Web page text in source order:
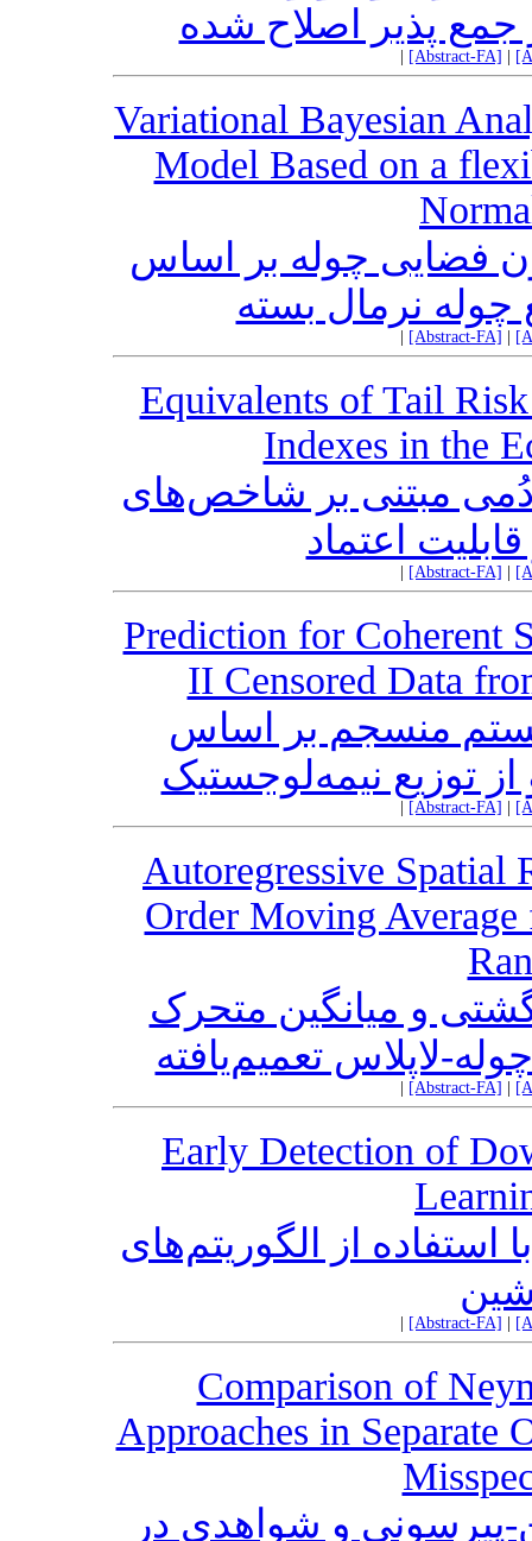
پذیر اصلاح شده
[Abstract-FA]
Variational Bayesian
Model Based on a
فضایی چوله بر اساس
چوله نرمال بسته
[Abstract-FA]
Equivalents of Tail
Indexes in the
دُمی مبتنی بر شاخص‌های
اعتماد
[Abstract-FA]
Prediction for Coherent
II Censored Data
منسجم بر اساس
توزیع نیمه‌لوجستیک
[Abstract-FA]
Autoregressive Spatial
Order Moving
و میانگین متحرک
لاپلاس تعمیم‌یافته
[Abstract-FA]
Early Detection of
از الگوریتم‌های
[Abstract-FA]
Comparison of
Approaches in Separate
پیرسونی و شواهدی در